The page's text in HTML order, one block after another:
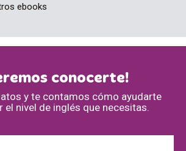
ebooks
conocerte!
y te contamos cómo ayudarte
el nivel de inglés que necesitas.